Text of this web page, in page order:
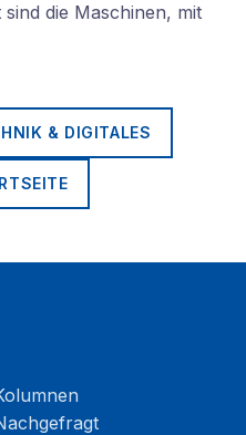
die Maschinen, mit
& DIGITALES